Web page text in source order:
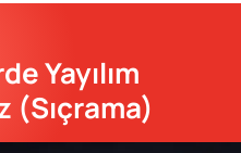
Yayılım
(Sıçrama)